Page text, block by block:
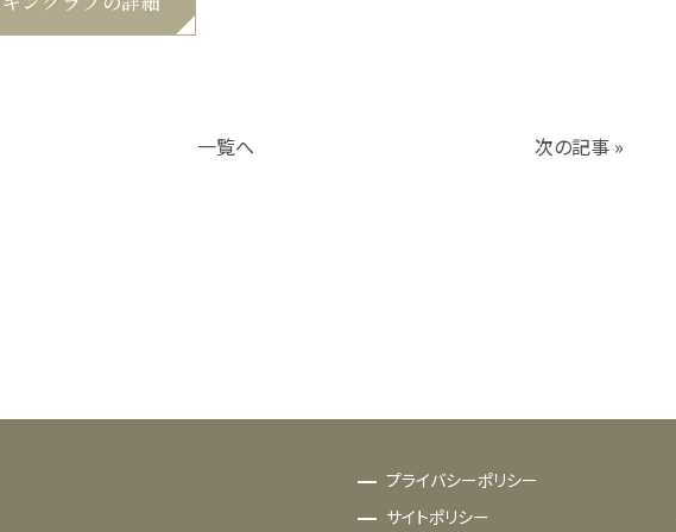
一覧へ 次の記事 »
プライバシーポリシー
サイトポリシー